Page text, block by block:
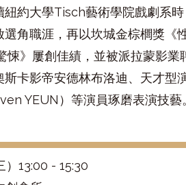
紐約大學Tisch藝術學院戲劇系
角職涯，再以坎城金棕櫚獎
悚》屢創佳績，並被派拉蒙影
卡影帝安德林布洛迪、天才
YEUN）等演員琢磨表演技
）13:00 - 15:30